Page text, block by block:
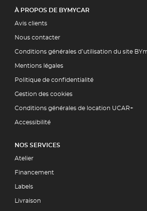
À PROPOS DE BYMYCAR
Avis clients
Nous contacter
Conditions générales d’utilisation du site
Mentions légales
Politique de confidentialité
Gestion des cookies
Conditions générales de location UCAR+
Accessibilité
NOS SERVICES
Atelier
Financement
Labels
Livraison